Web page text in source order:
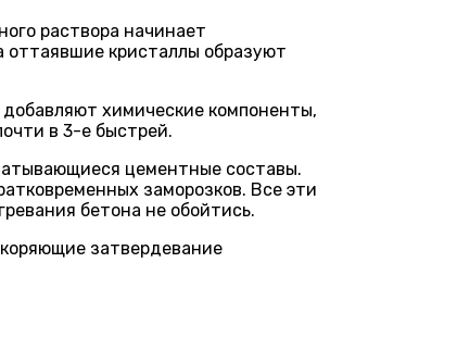
раствора начинает
оттаявшие кристаллы образуют
химические компоненты,
в 3-е быстрей.
цементные составы.
заморозков. Все эти
бетона не обойтись.
затвердевание